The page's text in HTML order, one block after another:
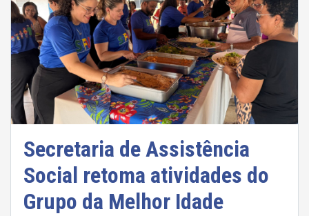
Secretaria de Assistência
Social retoma atividades do
Grupo da Melhor Idade